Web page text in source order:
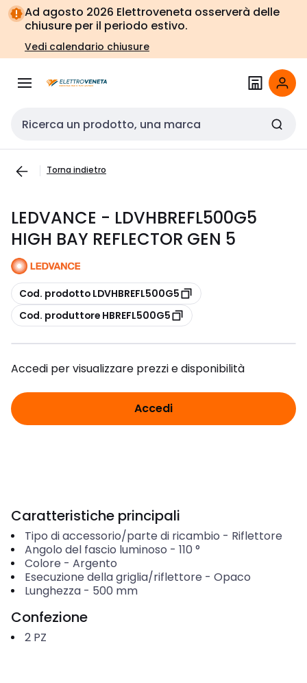
Vai alla
navigazione
Vai
alla
pagina
Ad agosto 2026 Elettroveneta osserverà delle
chiusure per il periodo estivo.
Vedi calendario chiusure
Cerca input
Torna indietro
LEDVANCE - LDVHBREFL500G5
HIGH BAY REFLECTOR GEN 5
copia
Cod. prodotto LDVHBREFL500G5
copia
Cod. produttore HBREFL500G5
Accedi per visualizzare prezzi e disponibilità
Accedi
Caratteristiche principali
Tipo di accessorio/parte di ricambio - Riflettore
Angolo del fascio luminoso - 110 °
Colore - Argento
Esecuzione della griglia/riflettore - Opaco
Lunghezza- 500 mm
Confezione
2 PZ